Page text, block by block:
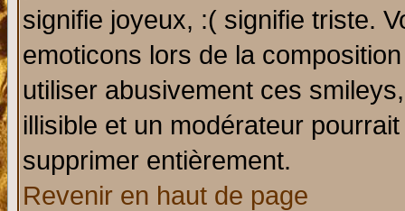
signifie joyeux, :( signifie triste.
emoticons lors de la
utiliser abusivement ces
illisible et un modérateur
supprimer entièrement.
Revenir en haut de page